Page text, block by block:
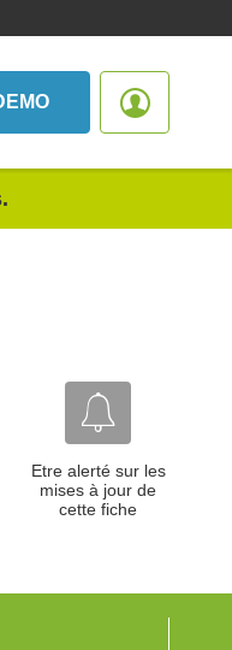
Etre alerté sur les
mises à jour de
cette fiche